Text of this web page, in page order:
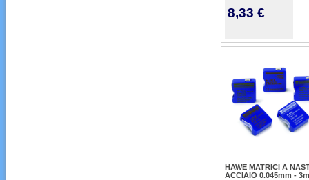
8,33 €
HAWE MATRICI A
ACCIAIO 0.045mm -